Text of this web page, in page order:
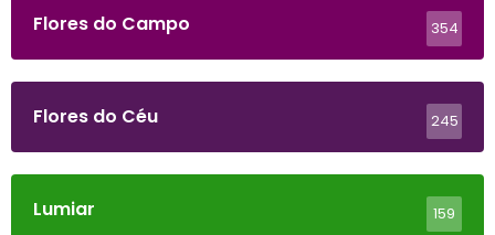
Flores do Campo 354
Flores do Céu 245
Lumiar 159